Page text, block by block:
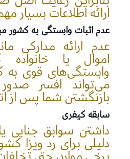
ارائه اطلاعات بسیار
عدم اثبات وابستگی به کشور
عدم ارائه مدارکی
اموال یا خانواده
وابستگی‌های قوی به
می‌تواند افسر
بازنگشتن شما پس از
سابقه کیفری
داشتن سوابق جنایی
دلیلی برای رد ویزا